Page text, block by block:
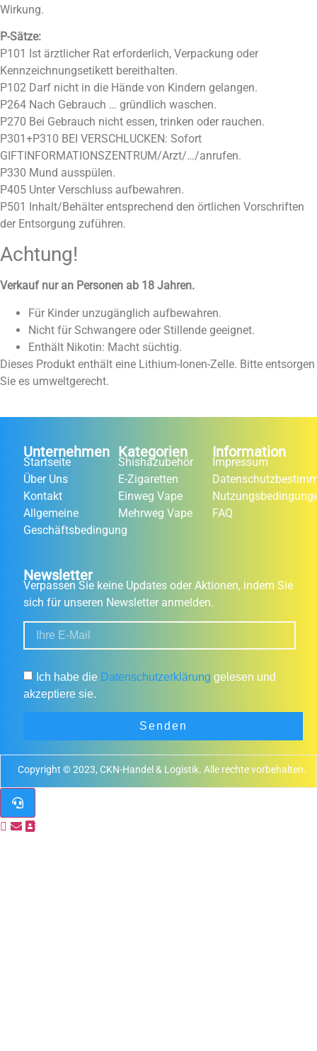
Wirkung.
P-Sätze:
P101 Ist ärztlicher Rat erforderlich, Verpackung oder
Kennzeichnungsetikett bereithalten.
P102 Darf nicht in die Hände von Kindern gelangen.
P264 Nach Gebrauch … gründlich waschen.
P270 Bei Gebrauch nicht essen, trinken oder rauchen.
P301+P310 BEI VERSCHLUCKEN: Sofort
GIFTINFORMATIONSZENTRUM/Arzt/…/anrufen.
P330 Mund ausspülen.
P405 Unter Verschluss aufbewahren.
P501 Inhalt/Behälter entsprechend den örtlichen Vorschriften
der Entsorgung zuführen.
Achtung!
Verkauf nur an Personen ab 18 Jahren.
Für Kinder unzugänglich aufbewahren.
Nicht für Schwangere oder Stillende geeignet.
Enthält Nikotin: Macht süchtig.
Dieses Produkt enthält eine Lithium-Ionen-Zelle. Bitte entsorgen
Sie es umweltgerecht.
Unternehmen
Startseite
Über Uns
Kontakt
Allgemeine
Geschäftsbedingung
Kategorien
Shishazubehör
E-Zigaretten
Einweg Vape
Mehrweg Vape
Information
Impressum
FAQ
Newsletter
Verpassen Sie keine Updates oder Aktionen, indem Sie
sich für unseren Newsletter anmelden.
Ich habe die Datenschutzerklärung gelesen und
akzeptiere sie.
Senden
Copyright © 2023, CKN-Handel & Logistik. Alle rechte vorbehalten.